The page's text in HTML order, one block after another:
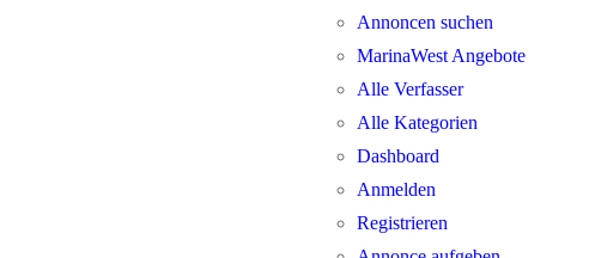
Annoncen suchen
MarinaWest Angebote
Alle Verfasser
Alle Kategorien
Dashboard
Anmelden
Registrieren